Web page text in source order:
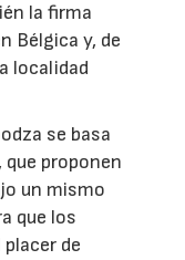
la firma
Bélgica y, de
localidad
se basa
proponen
un mismo
que los
de